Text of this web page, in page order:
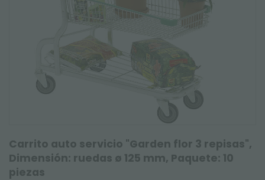
Carrito auto servicio "Garden flor 3 repisas",
Dimensión: ruedas ø 125 mm, Paquete: 10
piezas